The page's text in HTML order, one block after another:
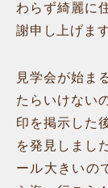
わらず綺麗に
謝申し上げます
見学会が始ま
たらいけない
印を掲示した
を発見しまし
ール大きいの